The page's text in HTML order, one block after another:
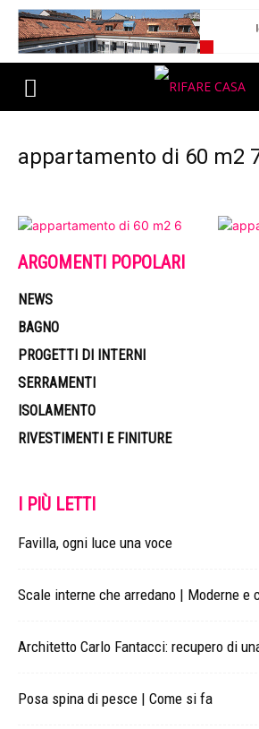
appartamento di 60 m2
ARGOMENTI POPOLARI
NEWS
BAGNO
PROGETTI DI INTERNI
SERRAMENTI
ISOLAMENTO
RIVESTIMENTI E FINITURE
I PIÙ LETTI
Favilla, ogni luce una voce
Scale interne che arredano | Moderne e
Architetto Carlo Fantacci: recupero di
Posa spina di pesce | Come si fa